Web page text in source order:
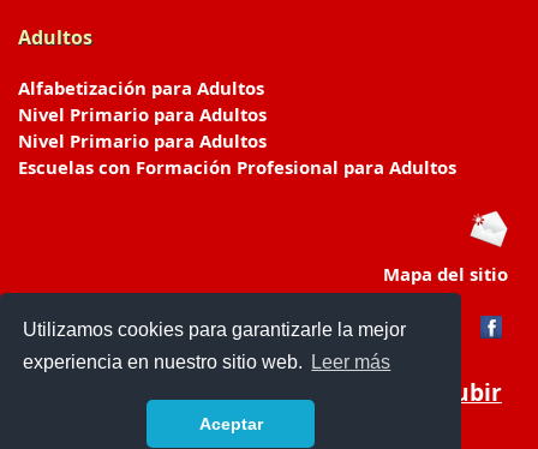
Utilizamos cookies para garantizarle la mejor
experiencia en nuestro sitio web.
Leer más
Aceptar
Adultos
Alfabetización para Adultos
Nivel Primario para Adultos
Nivel Primario para Adultos
Escuelas con Formación Profesional para Adultos
Mapa del sitio
Subir